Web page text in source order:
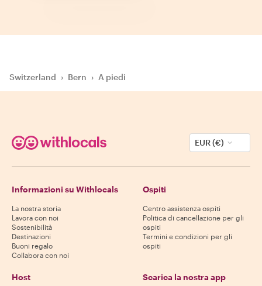
Switzerland › Bern › A piedi
EUR (€)
Informazioni su Withlocals
La nostra storia
Lavora con noi
Sostenibilità
Destinazioni
Buoni regalo
Collabora con noi
Ospiti
Centro assistenza ospiti
Politica di cancellazione per gli
ospiti
Termini e condizioni per gli
ospiti
Host Scarica la nostra app